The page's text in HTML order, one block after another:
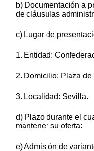
b) Documentación a
de cláusulas
c) Lugar de
1. Entidad:
2. Domicilio: Plaza de
3. Localidad: Sevilla.
d) Plazo durante el
mantener su oferta:
e) Admisión de